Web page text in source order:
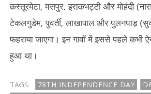
कस्तूरमेटा, मसपुर, इराकभट्टी और मोहंदी
टेकलगुडेम, पुवर्ती, लाखापाल और पुलनपाड़
फहराया जाएगा। इन गावों में इससे पहले कभी
हुआ था।
TAGS: 78TH INDEPENDENCE DAY